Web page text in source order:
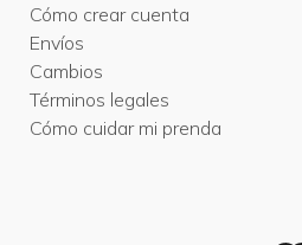
Cómo crear cuenta
Envíos
Cambios
Términos legales
Cómo cuidar mi prenda